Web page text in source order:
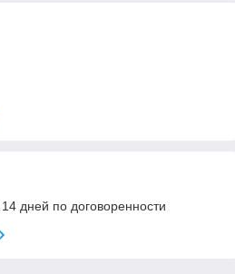
дней по договоренности